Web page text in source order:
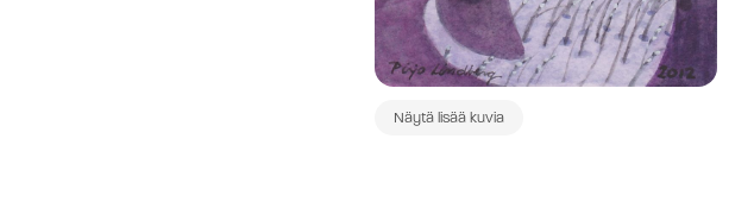
Näytä lisää kuvia